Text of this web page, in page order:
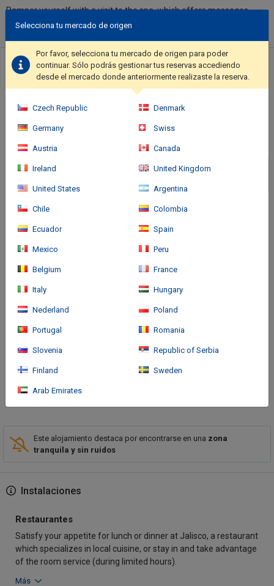
Pamper yourself with a visit to the spa, which offers massages.
You can take advantage of recreational amenities such as an
include complimentary wireless internet access, concierge
services, and wedding services.. Featured amenities include a
business center, a 24-hour front desk, and luggage storage.
Planning an event in Pereira? This hotel has facilities measuring
center. Free self parking is available onsite..
Ubicación del hotel
Cómo llegar
drive from Pereira Golf Club and 7 minutes from Ukumari Zoo.
This family-friendly hotel is 7.9 mi (12.7 km) from Olympic
Este alojamiento destaca por encontrarse en una zona
tranquila y sin ruidos
Instalaciones
Restaurantes
Satisfy your appetite for lunch or dinner at Jalisco, a restaurant
which specializes in local cuisine, or stay in and take advantage
of the room service (during limited hours).
Más
Selecciona tu mercado de origen
Por favor, selecciona tu mercado de origen para poder
continuar. Sólo podrás gestionar tus reservas accediendo
desde el mercado donde anteriormente realizaste la reserva.
Czech Republic Denmark
Germany Swiss
Austria Canada
Ireland United Kingdom
United States Argentina
Chile Colombia
Ecuador Spain
Mexico Peru
Belgium France
Italy Hungary
Nederland Poland
Portugal Romania
Slovenia Republic of Serbia
Finland Sweden
Arab Emirates